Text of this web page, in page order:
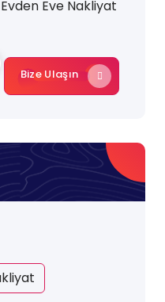
Eve Nakliyat
Bize Ulaşın